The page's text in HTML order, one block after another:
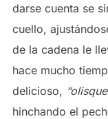
darse cuenta se
cuello,
de la cadena le
hace mucho
delicioso,
hinchando el